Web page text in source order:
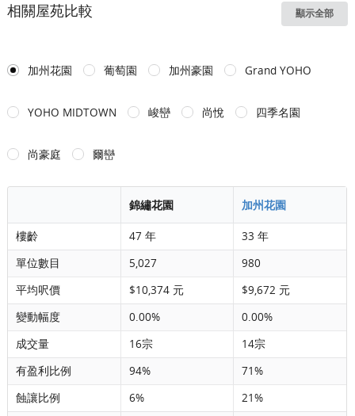
相關屋苑比較 顯示全部
加州花園 葡萄園 加州豪園 Grand YOHO
YOHO MIDTOWN 峻巒 尚悅 四季名園
尚豪庭 爾巒
錦繡花園 加州花園
樓齡 47 年
33 年
單位數目
5,027
980
平均呎價
$10,374 元
$9,672 元
變動幅度
0.00%
0.00%
成交量
16宗
14宗
有盈利比例
94%
71%
蝕讓比例
6%
21%